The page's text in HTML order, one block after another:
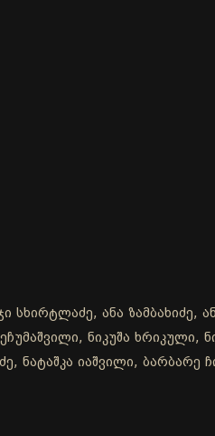
სხირტლაძე, ანა ზამბახიძე,
ნიკუშა ხრიკული,
ნატაშკა იაშვილი, ბარბარე